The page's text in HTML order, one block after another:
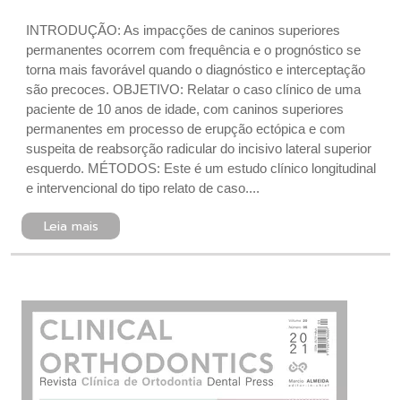
INTRODUÇÃO: As impacções de caninos superiores
permanentes ocorrem com frequência e o prognóstico se
torna mais favorável quando o diagnóstico e interceptação
são precoces. OBJETIVO: Relatar o caso clínico de uma
paciente de 10 anos de idade, com caninos superiores
permanentes em processo de erupção ectópica e com
suspeita de reabsorção radicular do incisivo lateral superior
esquerdo. MÉTODOS: Este é um estudo clínico longitudinal
e intervencional do tipo relato de caso....
Leia mais